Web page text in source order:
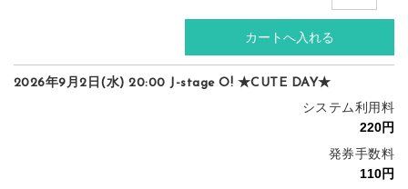
2026年9月2日(水) 20:00 J-stage O! ★CUTE DAY★
システム利用料
発券手数料